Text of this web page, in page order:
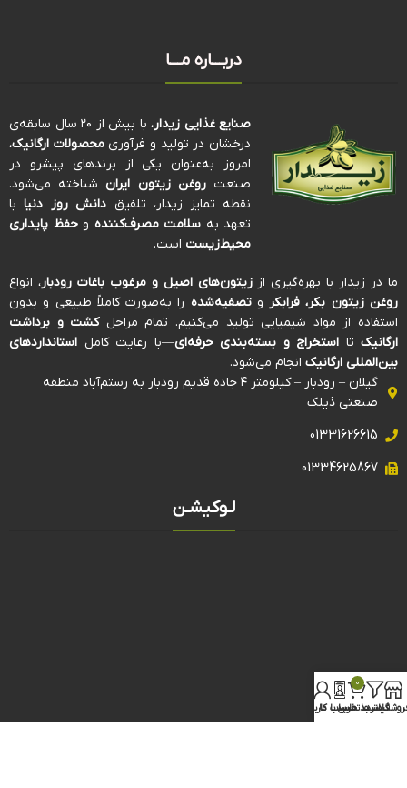
دربـــاره مـــا
صنایع غذایی زیدار
، با بیش از ۲۰ سال سابقه‌ی
درخشان در تولید و فرآوریمحصولات ارگانیک،
امروز به‌عنوان یکی از برندهای پیشرو در
صنعتروغن زیتون ایرانشناخته می‌شود.
نقطه تمایز زیدار، تلفیق دانش روز دنیابا
تعهد به سلامت مصرف‌کننده وحفظ پایداری
محیط‌زیست است.
ما در زیدار با بهره‌گیری اززیتون‌های اصیل و مرغوب باغات رودبار، انواع
روغن زیتون بکر، فرابکر وتصفیه‌شده را به‌صورت کاملاً طبیعی و بدون
استفاده از مواد شیمیایی تولید می‌کنیم. تمام مراحلکشت و برداشت
ارگانیک تا استخراج و بسته‌بندی حرفه‌ای—با رعایت کامل استانداردهای
بین‌المللی ارگانیک انجام می‌شود.
گیلان – رودبار – کیلومتر ۴ جاده قدیم رودبار به رستم‌آباد منطقه
صنعتی ذیلک
01331626615
01334625867
لـوکیشـن
فیلترها
0
سبد خرید
تماس با ما
حساب کاربری من